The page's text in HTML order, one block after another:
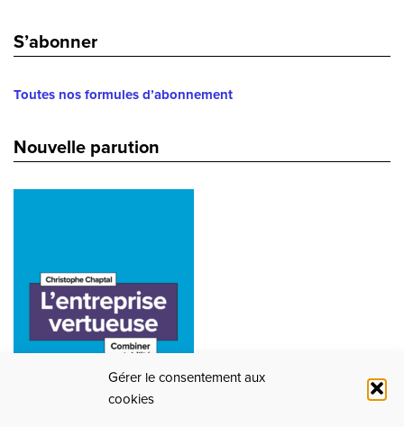
Gérer le consentement aux
cookies
S’abonner
Toutes nos formules d’abonnement
Nouvelle parution